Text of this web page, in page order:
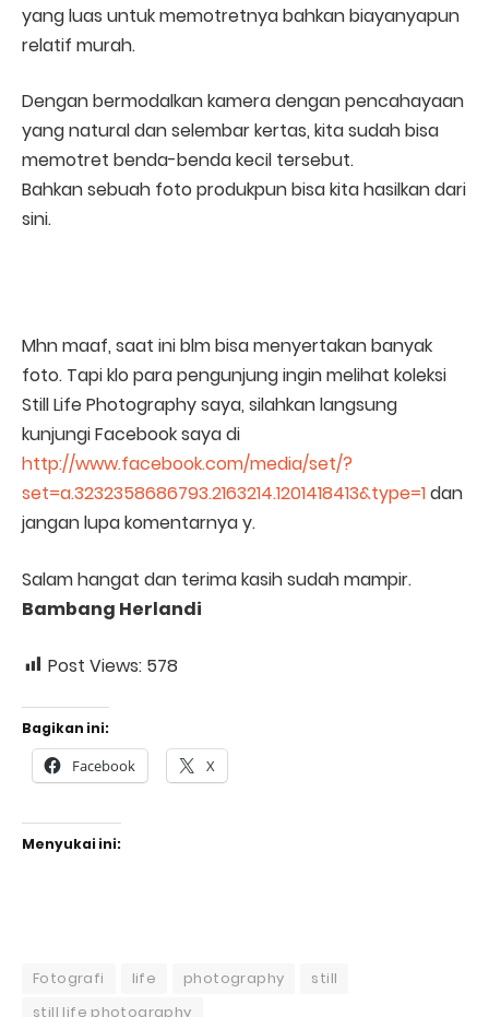
yang luas untuk memotretnya bahkan biayanyapun
relatif murah.
Dengan bermodalkan kamera dengan pencahayaan
yang natural dan selembar kertas, kita sudah bisa
memotret benda-benda kecil tersebut.
Bahkan sebuah foto produkpun bisa kita hasilkan dari
sini.
Mhn maaf, saat ini blm bisa menyertakan banyak
foto. Tapi klo para pengunjung ingin melihat koleksi
Still Life Photography saya, silahkan langsung
kunjungi Facebook saya di
http://www.facebook.com/media/set/?
set=a.3232358686793.2163214.1201418413&type=1dan
jangan lupa komentarnya y.
Salam hangat dan terima kasih sudah mampir.
Bambang Herlandi
Post Views: 578
Bagikan ini:
Facebook X
Menyukai ini:
Fotografi life photography
still
still life photography